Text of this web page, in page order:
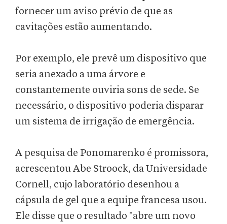
fornecer um aviso prévio de que as
cavitações estão aumentando.
Por exemplo, ele prevê um dispositivo que
seria anexado a uma árvore e
constantemente ouviria sons de sede. Se
necessário, o dispositivo poderia disparar
um sistema de irrigação de emergência.
A pesquisa de Ponomarenko é promissora,
acrescentou Abe Stroock, da Universidade
Cornell, cujo laboratório desenhou a
cápsula de gel que a equipe francesa usou.
Ele disse que o resultado "abre um novo